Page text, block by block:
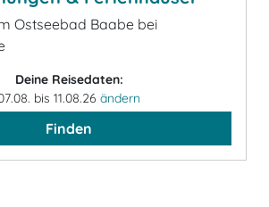
Ostseebad Baabe bei
Deine Reisedaten:
bis 11.08.26 ändern
Finden